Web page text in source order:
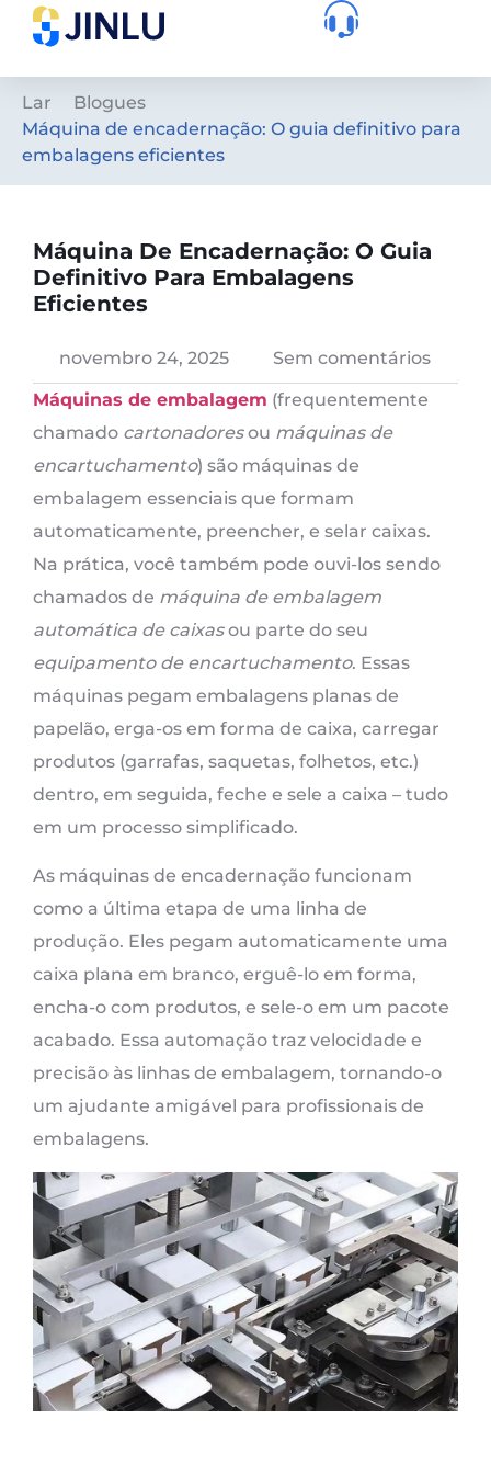
Lar
Blogues
Máquina de encadernação: O guia definitivo para
embalagens eficientes
Máquina De Encadernação: O Guia
Definitivo Para Embalagens
Eficientes
novembro 24, 2025
Sem comentários
Máquinas de embalagem (frequentemente
chamado cartonadoresou máquinas de
encartuchamento) são máquinas de
embalagem essenciais que formam
automaticamente, preencher, e selar caixas.
Na prática, você também pode ouvi-los sendo
chamados de máquina de embalagem
automática de caixasou parte do seu
equipamento de encartuchamento. Essas
máquinas pegam embalagens planas de
papelão, erga-os em forma de caixa, carregar
produtos (garrafas, saquetas, folhetos, etc.)
dentro, em seguida, feche e sele a caixa – tudo
em um processo simplificado.
As máquinas de encadernação funcionam
como a última etapa de uma linha de
produção. Eles pegam automaticamente uma
caixa plana em branco, erguê-lo em forma,
encha-o com produtos, e sele-o em um pacote
acabado. Essa automação traz velocidade e
precisão às linhas de embalagem, tornando-o
um ajudante amigável para profissionais de
embalagens.